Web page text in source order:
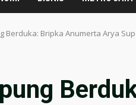
Berduka: Bripka Anumerta Arya